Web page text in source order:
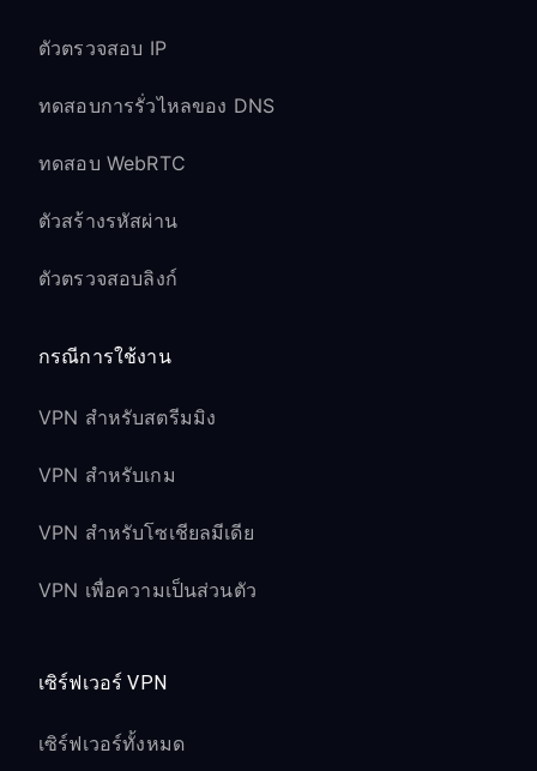
ตัวตรวจสอบ IP
ทดสอบการรั่วไหลของ DNS
ทดสอบ WebRTC
ตัวสร้างรหัสผ่าน
ตัวตรวจสอบลิงก์
กรณีการใช้งาน
VPN สำหรับสตรีมมิง
VPN สำหรับเกม
VPN สำหรับโซเชียลมีเดีย
VPN เพื่อความเป็นส่วนตัว
เซิร์ฟเวอร์ VPN
เซิร์ฟเวอร์ทั้งหมด